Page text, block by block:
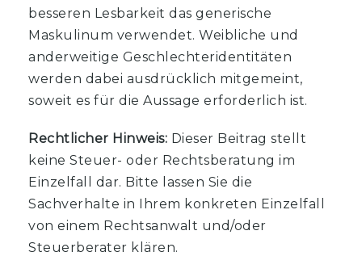
besseren Lesbarkeit das generische
Maskulinum verwendet. Weibliche und
anderweitige Geschlechteridentitäten
werden dabei ausdrücklich mitgemeint,
soweit es für die Aussage erforderlich ist.
Rechtlicher Hinweis: Dieser Beitrag stellt
keine Steuer- oder Rechtsberatung im
Einzelfall dar. Bitte lassen Sie die
Sachverhalte in Ihrem konkreten Einzelfall
von einem Rechtsanwalt und/oder
Steuerberater klären.